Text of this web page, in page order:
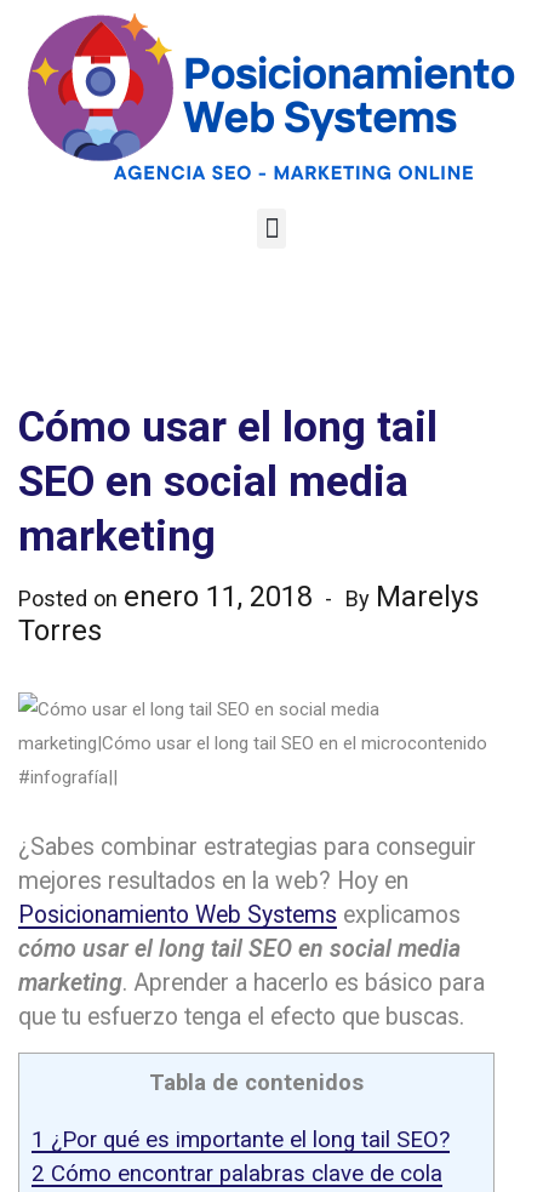
Cómo usar el long tail
SEO en social media
marketing
Posted on enero 11, 2018 By Marelys
Torres
¿Sabes combinar estrategias para conseguir
mejores resultados en la web? Hoy en
Posicionamiento Web Systems explicamos
cómo usar el long tail SEO en social media
marketing. Aprender a hacerlo es básico para
que tu esfuerzo tenga el efecto que buscas.
Tabla de contenidos
1 ¿Por qué es importante el long tail SEO?
2 Cómo encontrar palabras clave de cola
Optimiza tu web
para las AI
Google
Overviews y los
LLMs
Analiza tu web gratis